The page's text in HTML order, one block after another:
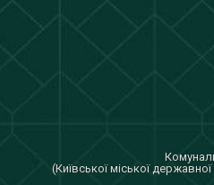
(Київської міської державної